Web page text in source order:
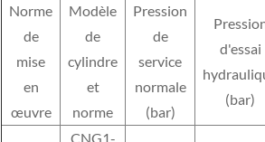
Norme
de
mise
en
œuvre
Modèle
de
cylindre
et
norme
Pression
de
service
normale
(bar)
d'essai
(bar)
CNG1-